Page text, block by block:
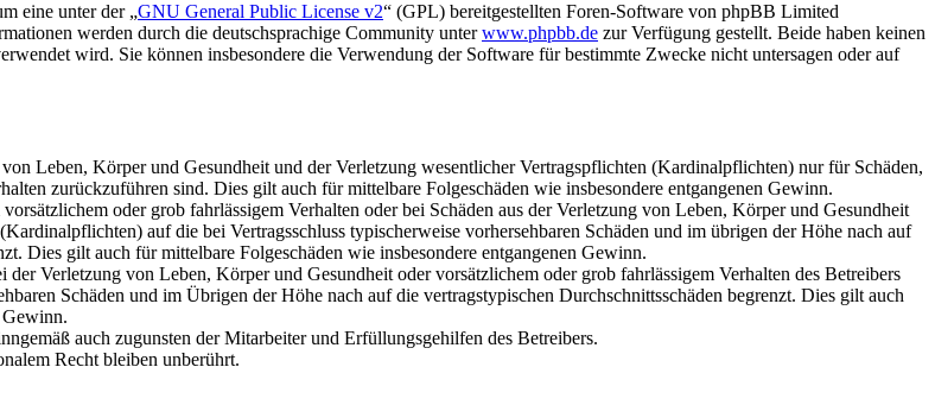
eine unter der „GNU General Public License v2“ (GPL) bereitgestellten Foren-Software von phpBB Limited
werden durch die deutschsprachige Community unterwww.phpbb.de zur Verfügung gestellt. Beide haben keinen
wird. Sie können insbesondere die Verwendung der Software für bestimmte Zwecke nicht untersagen oder auf
Leben, Körper und Gesundheit und der Verletzung wesentlicher Vertragspflichten (Kardinalpflichten) nur für Schäden,
zurückzuführen sind. Dies gilt auch für mittelbare Folgeschäden wie insbesondere entgangenen Gewinn.
oder grob fahrlässigem Verhalten oder bei Schäden aus der Verletzung von Leben, Körper und Gesundheit
auf die bei Vertragsschluss typischerweise vorhersehbaren Schäden und im übrigen der Höhe nach auf
Dies gilt auch für mittelbare Folgeschäden wie insbesondere entgangenen Gewinn.
Verletzung von Leben, Körper und Gesundheit oder vorsätzlichem oder grob fahrlässigem Verhalten des Betreibers
Schäden und im Übrigen der Höhe nach auf die vertragstypischen Durchschnittsschäden begrenzt. Dies gilt auch
Gewinn.
auch zugunsten der Mitarbeiter und Erfüllungsgehilfen des Betreibers.
Recht bleiben unberührt.